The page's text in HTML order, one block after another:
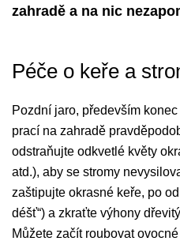
zahradě a na nic
Péče o keře a
Pozdní jaro, především
prací na zahradě
odstraňujte odkvetlé květy
atd.), aby se stromy
zaštipujte okrasné keře, po
déšť“) a zkraťte výhony
Můžete začít roubovat